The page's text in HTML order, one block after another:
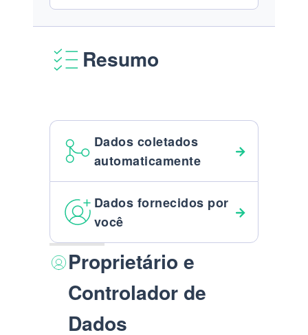
Resumo
Dados coletados
automaticamente
Dados fornecidos por
você
Proprietário e
Controlador de
Dados